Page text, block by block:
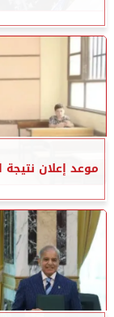
موعد إعلان نتيجة